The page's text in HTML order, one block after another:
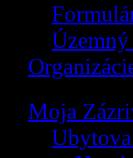
Moja